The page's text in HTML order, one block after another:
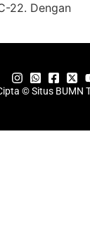
22. Dengan
© Situs BUMN